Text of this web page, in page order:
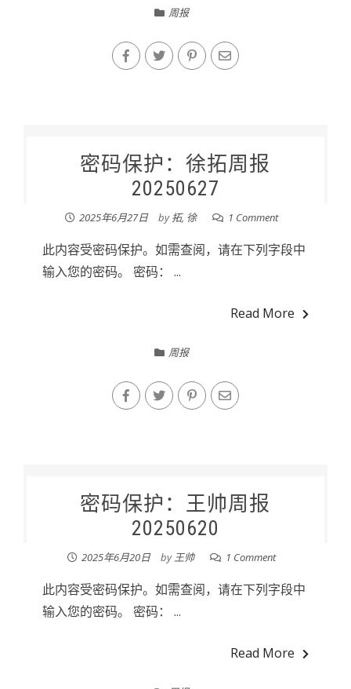
周报
密码保护：徐拓周报
20250627
2025年6月27日 by拓, 徐 1 Comment
此内容受密码保护。如需查阅，请在下列字段中
输入您的密码。 密码： ...
Read More
周报
密码保护：王帅周报
20250620
2025年6月20日 by王帅 1 Comment
此内容受密码保护。如需查阅，请在下列字段中
输入您的密码。 密码： ...
Read More